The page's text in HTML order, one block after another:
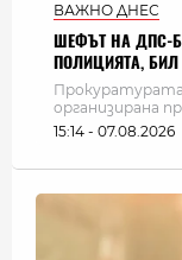
ВАЖНО ДНЕС
ШЕФЪТ НА ДПС-
ПОЛИЦИЯТА,
Прокуратурата
организирана
15:14 - 07.08.2026